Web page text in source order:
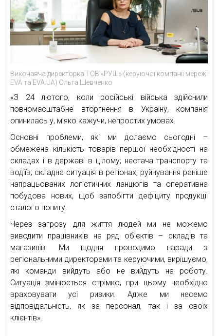
Виконавча директорка ТОВ «РУШ» (керуючої компанії мережі
EVA та EVA.UA) Ольга Шевченко
«З 24 лютого, коли російські війська здійснили
повномасштабне вторгнення в Україну, компанія
опинилась у, м’яко кажучи, непростих умовах.
Основні проблеми, які ми долаємо сьогодні –
обмежена кількість товарів першої необхідності на
складах і в державі в цілому; нестача транспорту та
водіїв; складна ситуація в регіонах; руйнування раніше
напрацьованих логістичних ланцюгів та оперативна
побудова нових, щоб запобігти дефіциту продукції
сталого попиту.
Через загрозу для життя людей ми не можемо
виводити працівників на ряд об’єктів – складів та
магазинів. Ми щодня проводимо наради з
регіональними директорами та керуючими, вирішуємо,
які команди вийдуть або не вийдуть на роботу.
Ситуація змінюється стрімко, при цьому необхідно
враховувати усі ризики. Адже ми несемо
відповідальність, як за персонал, так і за своїх
клієнтів».